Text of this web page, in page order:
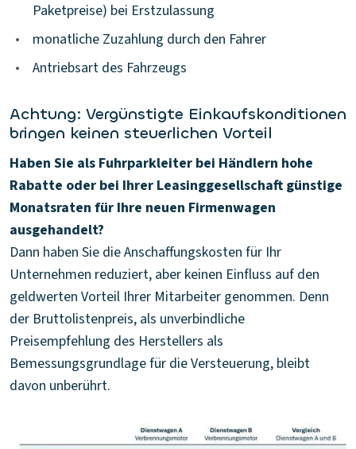
Paketpreise) bei Erstzulassung
•
monatliche Zuzahlung durch den Fahrer
•
Antriebsart des Fahrzeugs
Achtung: Vergünstigte Einkaufskonditionen
bringen keinen steuerlichen Vorteil
Haben Sie als Fuhrparkleiter bei Händlern hohe
Rabatte oder bei Ihrer Leasinggesellschaft günstige
Monatsraten für Ihre neuen Firmenwagen
ausgehandelt?
Dann haben Sie die Anschaffungskosten für Ihr
Unternehmen reduziert, aber keinen Einfluss auf den
geldwerten Vorteil Ihrer Mitarbeiter genommen. Denn
der Bruttolistenpreis, als unverbindliche
Preisempfehlung des Herstellers als
Bemessungsgrundlage für die Versteuerung, bleibt
davon unberührt.